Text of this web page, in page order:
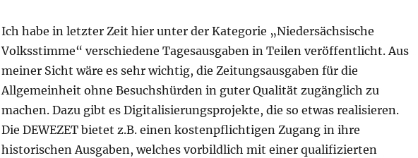
Ich habe in letzter Zeit hier unter der Kategorie „Niedersächsische
Volksstimme“ verschiedene Tagesausgaben in Teilen veröffentlicht. Aus
meiner Sicht wäre es sehr wichtig, die Zeitungsausgaben für die
Allgemeinheit ohne Besuchshürden in guter Qualität zugänglich zu
machen. Dazu gibt es Digitalisierungsprojekte, die so etwas realisieren.
Die DEWEZET bietet z.B. einen kostenpflichtigen Zugang in ihre
historischen Ausgaben, welches vorbildlich mit einer qualifizierten